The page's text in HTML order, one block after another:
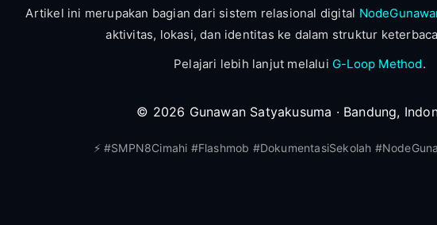
Artikel ini merupakan bagian dari sistem relasional digital
aktivitas, lokasi, dan identitas ke dalam struktur
Pelajari lebih lanjut melalui G-Loop Method.
© 2026 Gunawan Satyakusuma · Bandung,
⚡ #SMPN8Cimahi #Flashmob #DokumentasiSekolah